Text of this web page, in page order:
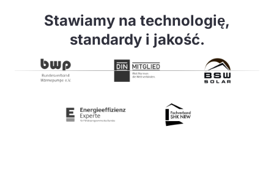
Stawiamy na technologię,
standardy i jakość.